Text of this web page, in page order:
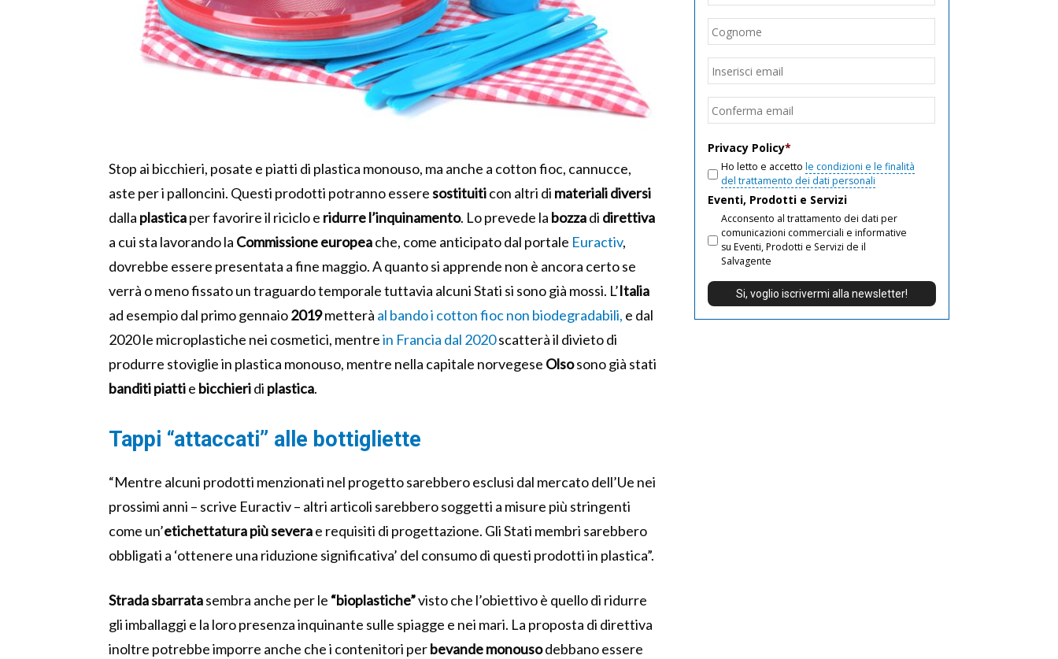
Stop ai bicchieri, posate e piatti di plastica monouso, ma anche a cotton fioc, cannucce,
aste per i palloncini. Questi prodotti potranno esseresostituiticon altri di materiali diversi
dalla plasticaper favorire il riciclo e ridurre l’inquinamento. Lo prevede la bozzadi direttiva
a cui sta lavorando la Commissione europeache, come anticipato dal portale Euractiv,
dovrebbe essere presentata a fine maggio. A quanto si apprende non è ancora certo se
verrà o meno fissato un traguardo temporale tuttavia alcuni Stati si sono già mossi. L’Italia
ad esempio dal primo gennaio2019metterà al bando i cotton fioc non biodegradabili, e dal
2020 le microplastiche nei cosmetici, mentrein Francia dal 2020scatterà il divieto di
produrre stoviglie in plastica monouso, mentre nella capitale norvegese Olsosono già stati
banditipiattie bicchieridi plastica.
Tappi “attaccati” alle bottigliette
“Mentre alcuni prodotti menzionati nel progetto sarebbero esclusi dal mercato dell’Ue nei
prossimi anni – scrive Euractiv – altri articoli sarebbero soggetti a misure più stringenti
come un’etichettatura più severae requisiti di progettazione. Gli Stati membri sarebbero
obbligati a ‘ottenere una riduzione significativa’ del consumo di questi prodotti in plastica”.
Strada sbarratasembra anche per le “bioplastiche”visto che l’obiettivo è quello di ridurre
gli imballaggi e la loro presenza inquinante sulle spiagge e nei mari. La proposta di direttiva
inoltre potrebbe imporre anche che i contenitori perbevande monousodebbano essere
Email
Privacy Policy*
Ho letto e accetto le condizioni e le finalità
del trattamento dei dati personali
Eventi, Prodotti e Servizi
Acconsento al trattamento dei dati per
comunicazioni commerciali e informative
su Eventi, Prodotti e Servizi de il
Salvagente